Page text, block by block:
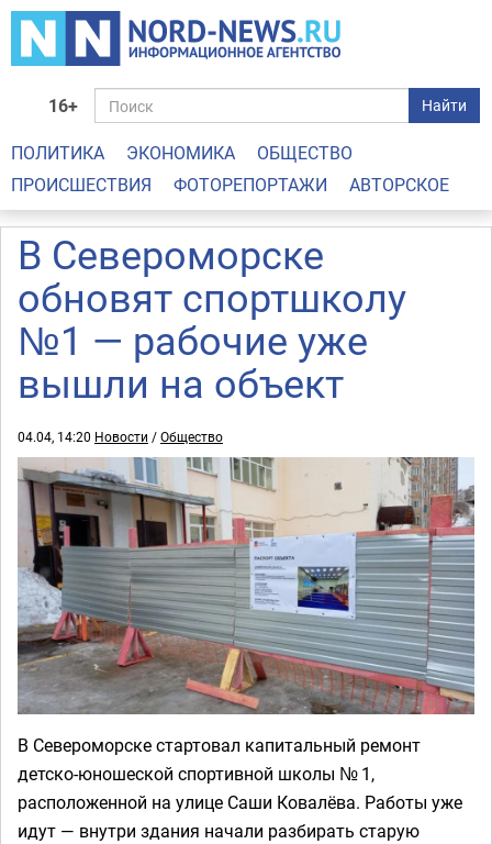
16+ Найти
ПОЛИТИКА ЭКОНОМИКА
ОБЩЕСТВО
ПРОИСШЕСТВИЯ
ФОТОРЕПОРТАЖИ АВТОРСКОЕ
В Североморске
обновят спортшколу
№1 — рабочие уже
вышли на объект
04.04, 14:20 Новости /Общество
В Североморске стартовал капитальный ремонт
детско-юношеской спортивной школы № 1,
расположенной на улице Саши Ковалёва. Работы уже
идут — внутри здания начали разбирать старую